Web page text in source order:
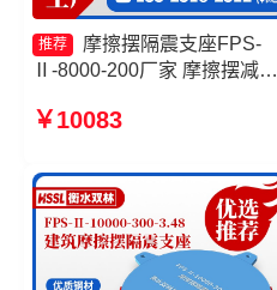
推荐
摩擦摆隔震支座FPS-
Ⅱ-8000-200厂家 摩擦摆减隔
支座源头工厂 FPS隔震支座
￥10083